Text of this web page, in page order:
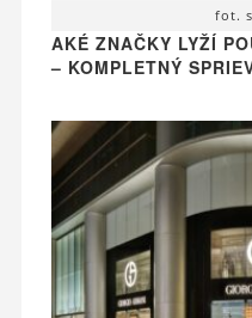
fot.
AKÉ ZNAČKY LYŽÍ
– KOMPLETNÝ